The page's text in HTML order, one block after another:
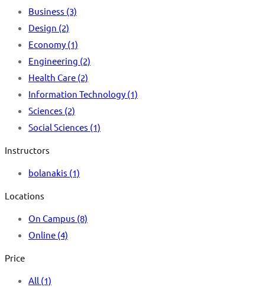
Business (3)
Design (2)
Economy (1)
Engineering (2)
Health Care (2)
Information Technology (1)
Sciences (2)
Social Sciences (1)
Instructors
bolanakis (1)
Locations
On Campus (8)
Online (4)
Price
All (1)